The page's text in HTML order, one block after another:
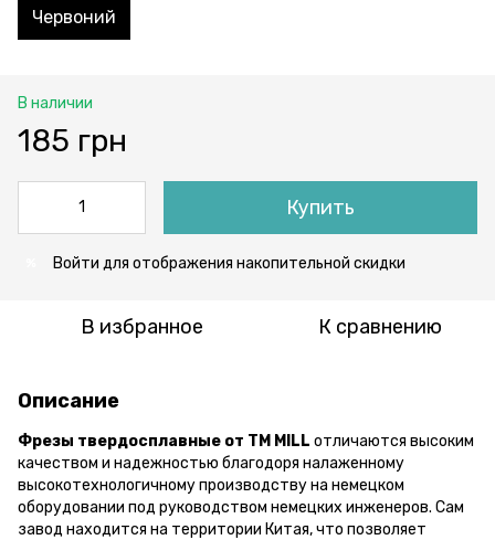
Червоний
В наличии
185 грн
Купить
Войти для отображения накопительной скидки
В избранное К сравнению
Описание
Фрезы твердосплавные от ТМ MILL отличаются высоким
качеством и надежностью благодоря налаженному
высокотехнологичному производству на немецком
оборудовании под руководством немецких инженеров. Сам
завод находится на территории Китая, что позволяет